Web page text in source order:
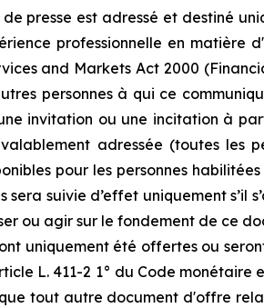
presse est adressé et destiné
professionnelle en matière
and Markets Act 2000
personnes à qui ce
invitation ou une incitation à
adressée (toutes les
pour les personnes
sera suivie d’effet uniquement s’il
ou agir sur le fondement de ce
uniquement été offertes ou
L. 411-2 1° du Code
tout autre document d'offre